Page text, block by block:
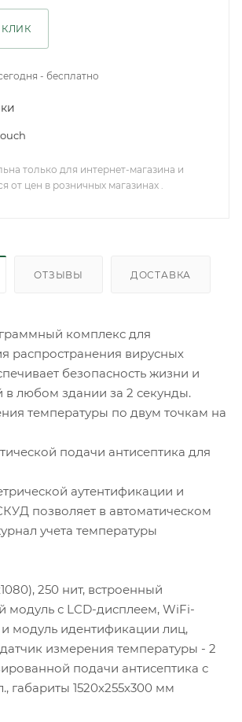
КЛИК
- бесплатно
только для интернет-магазина и
от цен в розничных магазинах .
ОТЗЫВЫ ДОСТАВКА
комплекс для
распространения вирусных
безопасность жизни и
в любом здании за 2 секунды.
температуры по двум точкам на
подачи антисептика для
аутентификации и
позволяет в автоматическом
учета температуры
250 нит, встроенный
модуль с LCD-дисплеем, WiFi-
модуль идентификации лиц,
измерения температуры - 2
подачи антисептика с
габариты 1520х255х300 мм